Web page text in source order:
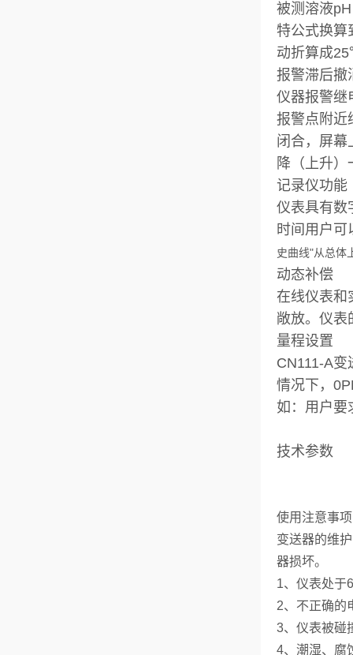
被测溶液
特公式换算
动折算成
报警滞后撤
仪器报警继
报警点附近
闭合，屏幕
降（上升
记录仪功能
仪表具有数
时间用户可
史曲线"从总体
动态补偿
在线仪表和
敞放。仪表
量程设置
CN111-A
情况下，
如：用户要
技术参数
使用注意事项
变送器的维
器损坏。
1、仪表处于
2、不正确的
3、仪表被碰
4、潮湿、腐